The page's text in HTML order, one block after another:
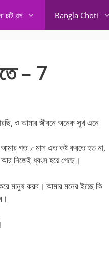
চটি গল্প Bangla Choti
– 7
ও আমার জীবনে অনেক সুখ এনে
আমার গত ৮ মাস এত কষ্ট করতে হত না,
আর নিজেই ধ্বংস হয়ে গেছে।
মানুষ করব। আমার মনের ইচ্ছে কি